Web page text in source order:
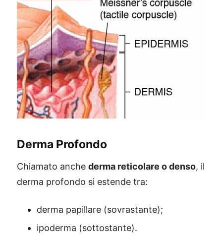
Derma Profondo
Chiamato anche derma reticolare o denso, il
derma profondo si estende tra:
derma papillare (sovrastante);
ipoderma (sottostante).